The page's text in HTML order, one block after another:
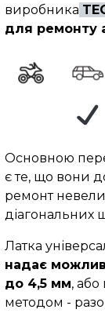
виробника
для ремонту
Основною
є те, що вони
ремонт
діагональних
Латка
надає
до 4,5 мм,
методом -